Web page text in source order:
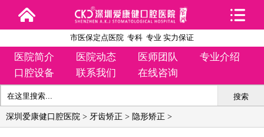
市医保定点医院 专科 专业 实力保证
医院简介 医院动态 医师团队
专业介绍
口腔设备
联系我们 在线咨询
搜索
深圳爱康健口腔医院 > 牙齿矫正 > 隐形矫正 >